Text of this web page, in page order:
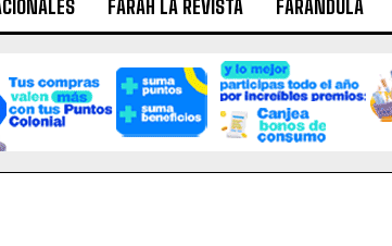
FARAH LA REVISTA FARANDULA